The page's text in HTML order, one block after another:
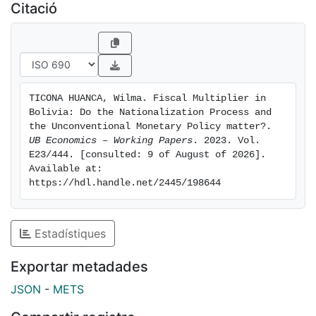
Citació
TICONA HUANCA, Wilma. Fiscal Multiplier in
Bolivia: Do the Nationalization Process and
UB Economics – Working Papers . 2023. Vol.
E23/444. [consulted: 9 of August of 2026].
Available at:
https://hdl.handle.net/2445/198644
Estadístiques
Exportar metadades
JSON - METS